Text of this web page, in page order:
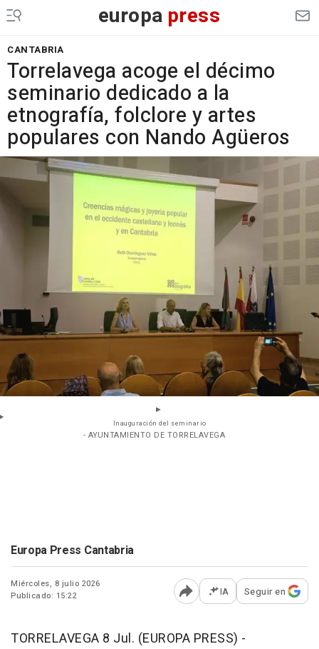
europa press
CANTABRIA
Torrelavega acoge el décimo
seminario dedicado a la
etnografía, folclore y artes
populares con Nando Agüeros
Inauguración del seminario
- AYUNTAMIENTO DE TORRELAVEGA
Europa Press Cantabria
Miércoles, 8 julio 2026
Publicado: 15:22
Abrir opciones para
IA Seguir en
TORRELAVEGA 8 Jul. (EUROPA PRESS) -